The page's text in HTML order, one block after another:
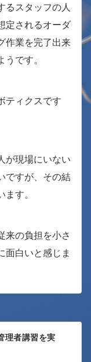
るスタッフの人
定されるオーダ
作業を完了出来
です。
ティクスです
が現場にいない
ですが、その結
す。
来の負担を小さ
面白いと感じま
理者講習を実